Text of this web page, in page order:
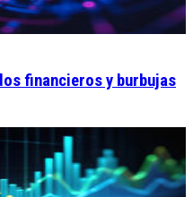
financieros y burbujas